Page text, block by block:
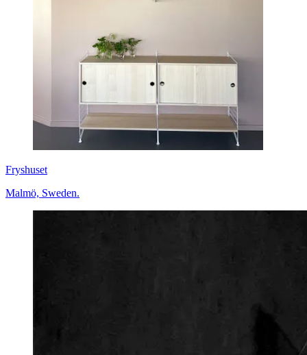
Fryshuset
Malmö, Sweden.